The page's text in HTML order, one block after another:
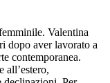
Valentina
dopo aver lavorato a
contemporanea.
all’estero,